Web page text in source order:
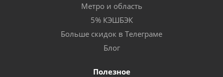
Метро и область
5% КЭШБЭК
Больше скидок в Телеграме
Блог
Полезное